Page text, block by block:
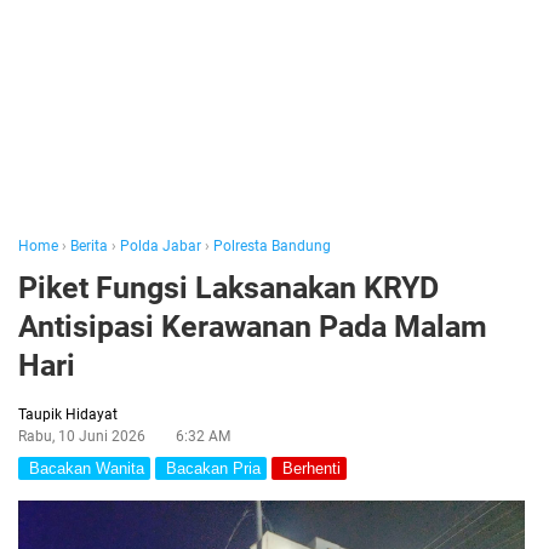
Home › Berita › Polda Jabar › Polresta Bandung
Piket Fungsi Laksanakan KRYD
Antisipasi Kerawanan Pada Malam
Hari
Taupik Hidayat
Rabu, 10 Juni 2026
6:32 AM
Bacakan Wanita Bacakan Pria Berhenti